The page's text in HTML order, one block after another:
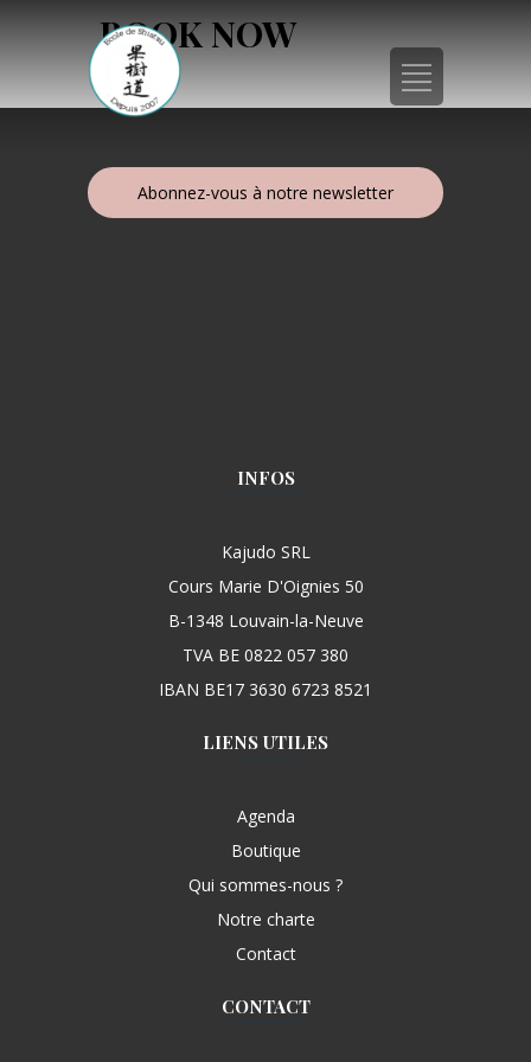
BOOK NOW
Abonnez-vous à notre newsletter
INFOS
Kajudo SRL
Cours Marie D'Oignies 50
B-1348 Louvain-la-Neuve
TVA BE 0822 057 380
IBAN BE17 3630 6723 8521
LIENS UTILES
Agenda
Boutique
Qui sommes-nous ?
Notre charte
Contact
CONTACT